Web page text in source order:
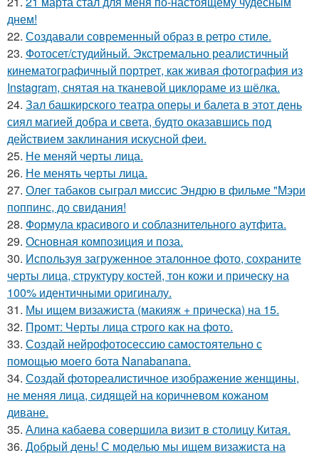
днем!
22. Создавали современный образ в ретро стиле.
23. Фотосет/студийный. Экстремально реалистичный
кинематографичный портрет, как живая фотография из
Instagram, снятая на тканевой циклораме из шёлка.
24. Зал башкирского театра оперы и балета в этот день
сиял магией добра и света, будто оказавшись под
действием заклинания искусной феи.
25. Не меняй черты лица.
26. Не менять черты лица.
27. Олег табаков сыграл миссис Эндрю в фильме "Мэри
поппинс, до свидания!
28. Формула красивого и соблазнительного аутфита.
29. Основная композиция и поза.
30. Используя загруженное эталонное фото, сохраните
черты лица, структуру костей, тон кожи и прическу на
100% идентичными оригиналу.
31. Мы ищем визажиста (макияж + прическа) на 15.
32. Промт: Черты лица строго как на фото.
33. Создай нейрофотосессию самостоятельно с
помощью моего бота Nanabanana.
34. Создай фотореалистичное изображение женщины,
не меняя лица, сидящей на коричневом кожаном
диване.
35. Алина кабаева совершила визит в столицу Китая.
36. Добрый день! С моделью мы ищем визажиста на